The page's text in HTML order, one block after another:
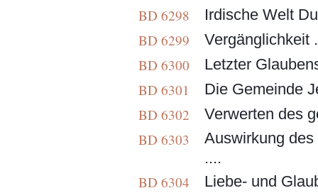
BD 6298
Irdische Welt
BD 6299
Vergänglichkeit
BD 6300
Letzter
BD 6301
Die Gemeinde
BD 6302
Verwerten des
BD 6303
Auswirkung
....
BD 6304
Liebe- und